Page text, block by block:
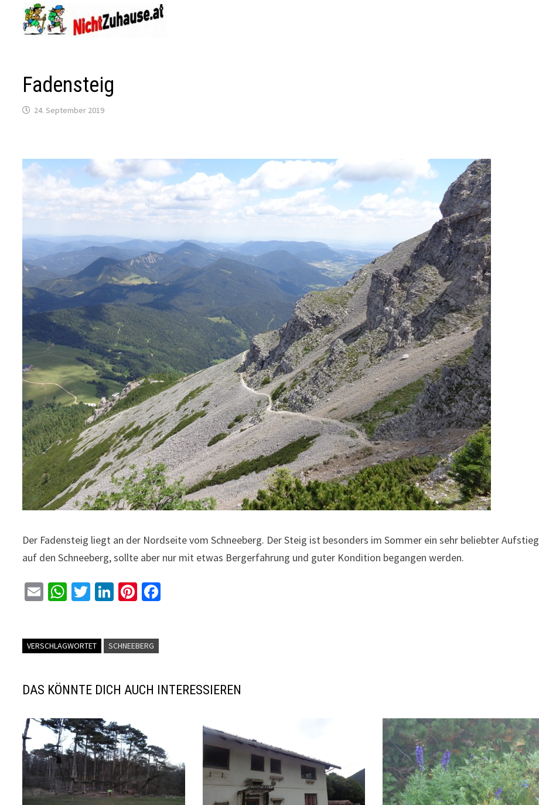
Inhalt
springen
Fadensteig
24. September 2019
Der Fadensteig liegt an der Nordseite vom Schneeberg. Der Steig ist besonders im Sommer ein sehr beliebter Aufstieg
auf den Schneeberg, sollte aber nur mit etwas Bergerfahrung und guter Kondition begangen werden.
E
l
W
sA
p
T
er
Li
dI
Pi
es
k
VERSCHLAGWORTET SCHNEEBERG
DAS KÖNNTE DICH AUCH INTERESSIEREN